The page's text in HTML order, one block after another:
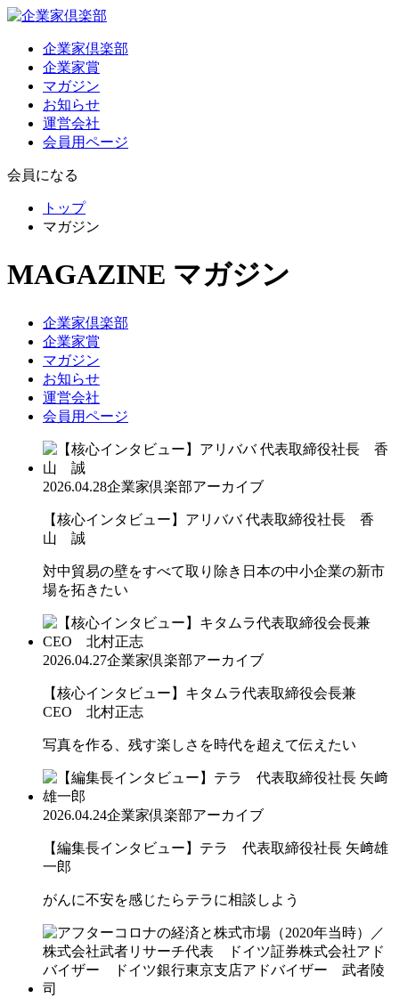
企業家倶楽部
企業家賞
マガジン
お知らせ
運営会社
会員用ページ
会員になる
トップ
マガジン
MAGAZINE マガジン
企業家倶楽部
企業家賞
マガジン
お知らせ
運営会社
会員用ページ
2026.04.28企業家倶楽部アーカイブ
【核心インタビュー】アリババ 代表取締役社長 香
山 誠
対中貿易の壁をすべて取り除き日本の中小企業の新市
場を拓きたい
2026.04.27企業家倶楽部アーカイブ
【核心インタビュー】キタムラ代表取締役会長兼
CEO 北村正志
写真を作る、残す楽しさを時代を超えて伝えたい
2026.04.24企業家倶楽部アーカイブ
【編集長インタビュー】テラ 代表取締役社長 矢﨑雄
一郎
がんに不安を感じたらテラに相談しよう